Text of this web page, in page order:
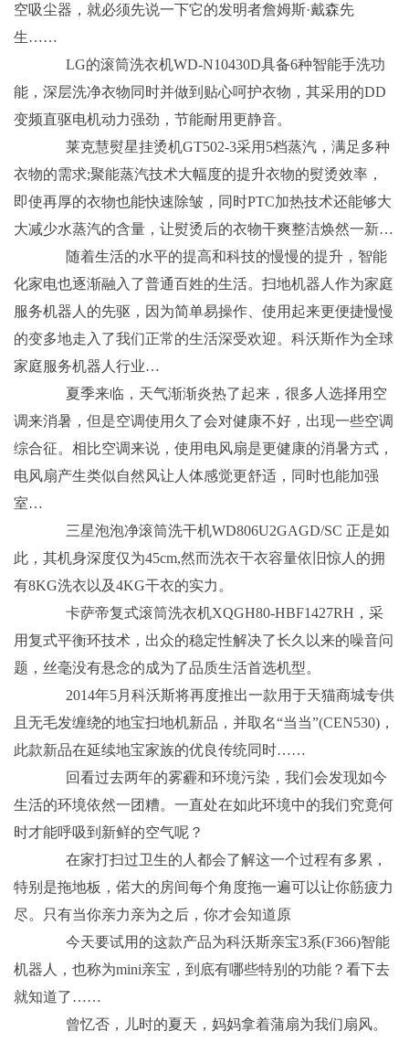
空吸尘器，就必须先说一下它的发明者詹姆斯·戴森先
生……
LG的滚筒洗衣机WD-N10430D具备6种智能手洗功
能，深层洗净衣物同时并做到贴心呵护衣物，其采用的DD
变频直驱电机动力强劲，节能耐用更静音。
莱克慧熨星挂烫机GT502-3采用5档蒸汽，满足多种
衣物的需求;聚能蒸汽技术大幅度的提升衣物的熨烫效率，
即使再厚的衣物也能快速除皱，同时PTC加热技术还能够大
大减少水蒸汽的含量，让熨烫后的衣物干爽整洁焕然一新…
随着生活的水平的提高和科技的慢慢的提升，智能
化家电也逐渐融入了普通百姓的生活。扫地机器人作为家庭
服务机器人的先驱，因为简单易操作、使用起来更便捷慢慢
的变多地走入了我们正常的生活深受欢迎。科沃斯作为全球
家庭服务机器人行业…
夏季来临，天气渐渐炎热了起来，很多人选择用空
调来消暑，但是空调使用久了会对健康不好，出现一些空调
综合征。相比空调来说，使用电风扇是更健康的消暑方式，
电风扇产生类似自然风让人体感觉更舒适，同时也能加强
室…
三星泡泡净滚筒洗干机WD806U2GAGD/SC 正是如
此，其机身深度仅为45cm,然而洗衣干衣容量依旧惊人的拥
有8KG洗衣以及4KG干衣的实力。
卡萨帝复式滚筒洗衣机XQGH80-HBF1427RH，采
用复式平衡环技术，出众的稳定性解决了长久以来的噪音问
题，丝毫没有悬念的成为了品质生活首选机型。
2014年5月科沃斯将再度推出一款用于天猫商城专供
且无毛发缠绕的地宝扫地机新品，并取名“当当”(CEN530)，
此款新品在延续地宝家族的优良传统同时……
回看过去两年的雾霾和环境污染，我们会发现如今
生活的环境依然一团糟。一直处在如此环境中的我们究竟何
时才能呼吸到新鲜的空气呢？
在家打扫过卫生的人都会了解这一个过程有多累，
特别是拖地板，偌大的房间每个角度拖一遍可以让你筋疲力
尽。只有当你亲力亲为之后，你才会知道原
今天要试用的这款产品为科沃斯亲宝3系(F366)智能
机器人，也称为mini亲宝，到底有哪些特别的功能？看下去
就知道了……
曾忆否，儿时的夏天，妈妈拿着蒲扇为我们扇风。